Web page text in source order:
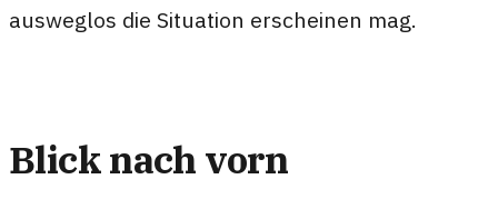
ausweglos die Situation erscheinen mag.
Blick nach vorn